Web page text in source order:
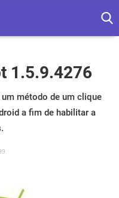
1.5.9.4276
método de um clique
a fim de habilitar a